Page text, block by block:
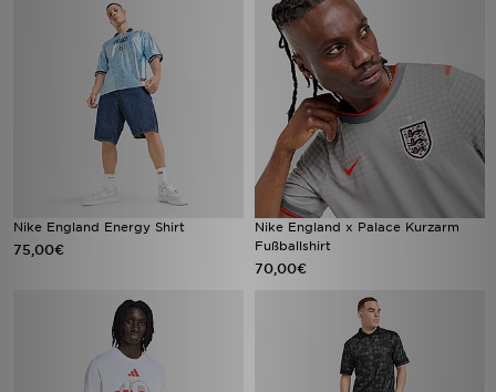
Nike England Energy Shirt
75,00€
Nike England x Palace Kurzarm
Fußballshirt
70,00€